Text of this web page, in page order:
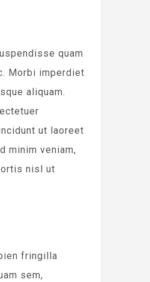
quam
Morbi imperdiet
aliquam.
ut laoreet
minim veniam,
nisl ut
fringilla
sem,